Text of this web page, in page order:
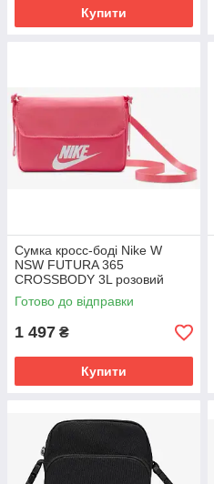
Купити
Сумка кросс-боді Nike W
NSW FUTURA 365
CROSSBODY 3L розовий
Жінки 22х16х6см CW9300-
629
Готово до відправки
1 497 ₴
Купити